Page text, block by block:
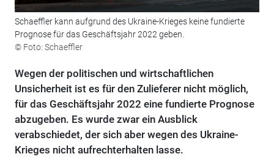
Schaeffler kann aufgrund des Ukraine-Krieges keine fundierte
Prognose für das Geschäftsjahr 2022 geben.
© Foto: Schaeffler
Wegen der politischen und wirtschaftlichen
Unsicherheit ist es für den Zulieferer nicht möglich,
für das Geschäftsjahr 2022 eine fundierte Prognose
abzugeben. Es wurde zwar ein Ausblick
verabschiedet, der sich aber wegen des Ukraine-
Krieges nicht aufrechterhalten lasse.